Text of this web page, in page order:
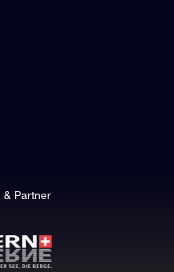
& Partner